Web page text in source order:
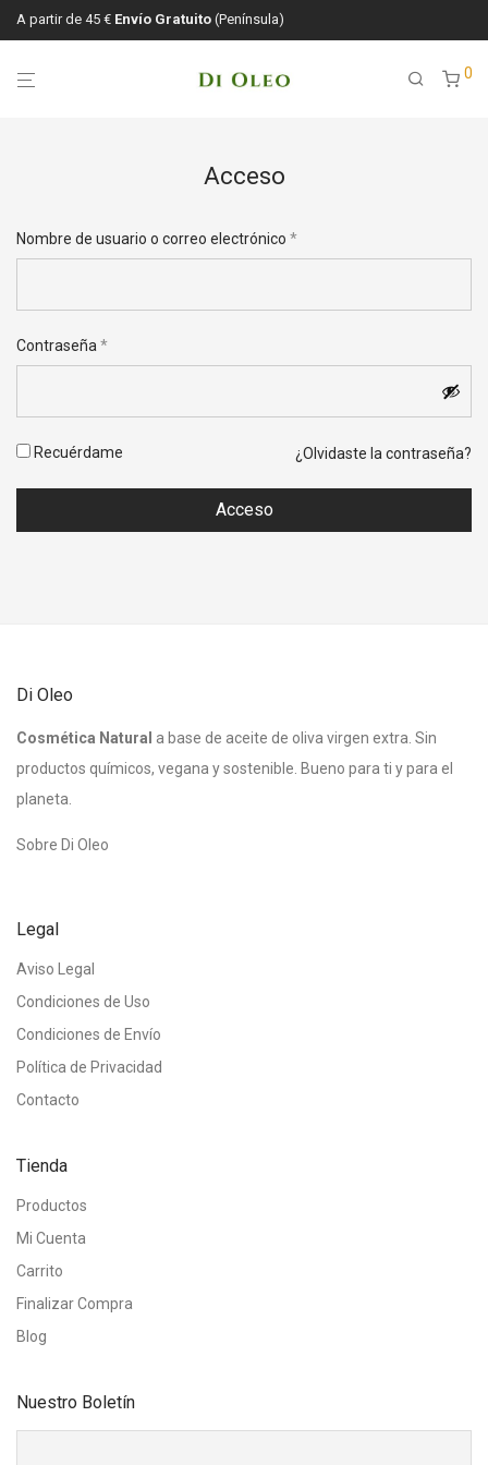
A partir de 45 € Envío Gratuito (Península)
0
Acceso
Nombre de usuario o correo electrónico *
Contraseña *
Recuérdame ¿Olvidaste la contraseña?
Acceso
Di Oleo
Cosmética Natural a base de aceite de oliva virgen extra. Sin
productos químicos, vegana y sostenible. Bueno para ti y para el
planeta.
Sobre Di Oleo
Legal
Aviso Legal
Condiciones de Uso
Condiciones de Envío
Política de Privacidad
Contacto
Tienda
Productos
Mi Cuenta
Carrito
Finalizar Compra
Blog
Nuestro Boletín